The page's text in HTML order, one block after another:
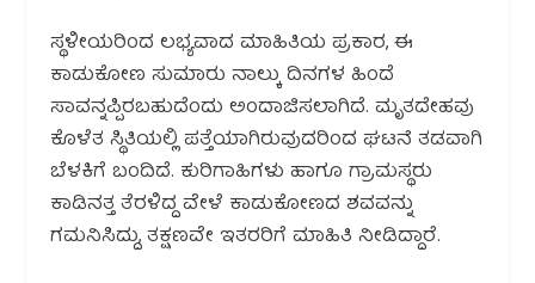
ಸ್ಥಳೀಯರಿಂದ ಲಭ್ಯವಾದ ಮಾಹಿತಿಯ ಪ್ರಕಾರ, ಈ
ಕಾಡುಕೋಣ ಸುಮಾರು ನಾಲ್ಕು ದಿನಗಳ ಹಿಂದೆ
ಸಾವನ್ನಪ್ಪಿರಬಹುದೆಂದು ಅಂದಾಜಿಸಲಾಗಿದೆ. ಮೃತದೇಹವು
ಕೊಳೆತ ಸ್ಥಿತಿಯಲ್ಲಿ ಪತ್ತೆಯಾಗಿರುವುದರಿಂದ ಘಟನೆ ತಡವಾಗಿ
ಬೆಳಕಿಗೆ ಬಂದಿದೆ. ಕುರಿಗಾಹಿಗಳು ಹಾಗೂ ಗ್ರಾಮಸ್ಥರು
ಕಾಡಿನತ್ತ ತೆರಳಿದ್ದ ವೇಳೆ ಕಾಡುಕೋಣದ ಶವವನ್ನು
ಗಮನಿಸಿದ್ದು, ತಕ್ಷಣವೇ ಇತರರಿಗೆ ಮಾಹಿತಿ ನೀಡಿದ್ದಾರೆ.